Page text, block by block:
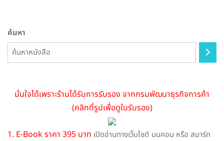
on
product
ค้นหา
มั่นใจได้เพราะร้านได้รับการรับรอง จากกรมพัฒนาธุรกิจการค้า
(คลิกที่รูปเพื่อดูใบรับรอง)
1. E-Book ราคา 395 บาท เปิดอ่านทางเว็บไซต์ บนคอม หรือ สมาร์ท